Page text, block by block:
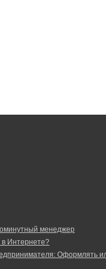
менеджер
в Интернете?
Оформлять